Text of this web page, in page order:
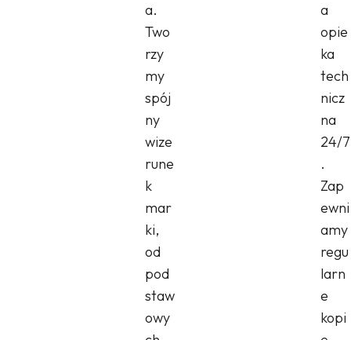
a.
Two
rzy
my
spój
ny
wize
rune
k
mar
ki,
od
pod
staw
owy
a
opie
ka
tech
nicz
na
24/7
.
Zap
ewni
amy
regu
larn
e
kopi